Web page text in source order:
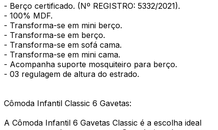
- Berço certificado. (Nº REGISTRO: 5332/2021).
- 100% MDF.
- Transforma-se em mini berço.
- Transforma-se em berço.
- Transforma-se em sofá cama.
- Transforma-se em mini cama.
- Acompanha suporte mosquiteiro para berço.
- 03 regulagem de altura do estrado.
Cômoda Infantil Classic 6 Gavetas:
A Cômoda Infantil 6 Gavetas Classic é a escolha ideal